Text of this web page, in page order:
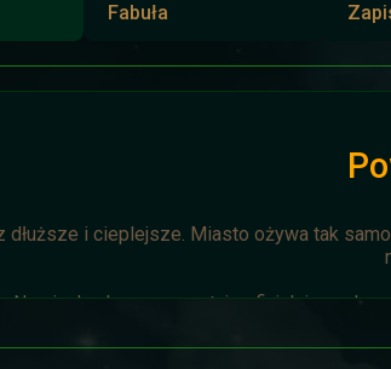
Fabuła
dłuższe i cieplejsze. Miasto ożywa tak
Na piaskach czasu zostaje oficjalnie